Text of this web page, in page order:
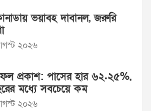
ভয়াবহ দাবানল, জরুরি
২০২৬
প্রকাশ: পাসের হার ৬২.২৫%,
মধ্যে সবচেয়ে কম
২০২৬